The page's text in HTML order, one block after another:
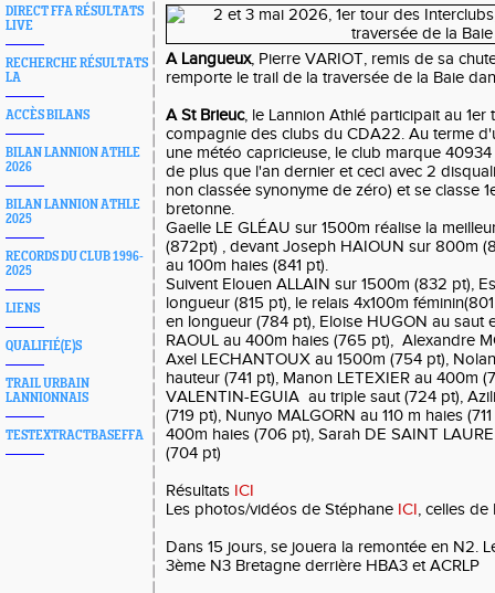
DIRECT FFA RÉSULTATS
LIVE
RECHERCHE RÉSULTATS
LA
ACCÈS BILANS
BILAN LANNION ATHLE
2026
BILAN LANNION ATHLE
2025
RECORDS DU CLUB 1996-
2025
LIENS
QUALIFIÉ(E)S
TRAIL URBAIN
LANNIONNAIS
TESTEXTRACTBASEFFA
A Langueux, Pierre VARIOT, remis de sa
remporte le trail de la traversée de la Baie
A St Brieuc, le Lannion Athlé participait au
compagnie des clubs du CDA22. Au terme
une météo capricieuse, le club marque
de plus que l'an dernier et ceci avec 2
non classée synonyme de zéro) et se classe
bretonne.
Gaelle LE GLÉAU sur 1500m réalise la
(872pt) , devant Joseph HAIOUN sur 800m
au 100m haies (841 pt).
Suivent Elouen ALLAIN sur 1500m (832 pt),
longueur (815 pt), le relais 4x100m
en longueur (784 pt), Eloise HUGON au saut
RAOUL au 400m haies (765 pt), Alexandre
Axel LECHANTOUX au 1500m (754 pt),
hauteur (741 pt), Manon LETEXIER au 400m
VALENTIN-EGUIA au triple saut (724 pt),
(719 pt), Nunyo MALGORN au 110 m haies
400m haies (706 pt), Sarah DE SAINT
(704 pt)
Résultats ICI
Les photos/vidéos de Stéphane ICI, celles
Dans 15 jours, se jouera la remontée en N2.
3ème N3 Bretagne derrière HBA3 et ACRLP